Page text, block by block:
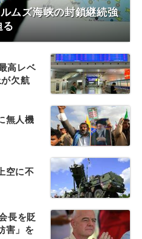
ムズ海峡の封鎖継続強
る
高レベ
欠航
無人機
空に不
長を貶
害」を